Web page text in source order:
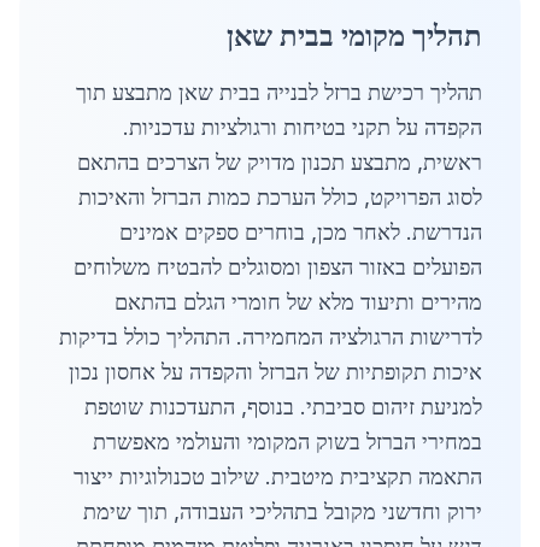
תהליך מקומי בבית שאן
תהליך רכישת ברזל לבנייה בבית שאן מתבצע תוך
הקפדה על תקני בטיחות ורגולציות עדכניות.
ראשית, מתבצע תכנון מדויק של הצרכים בהתאם
לסוג הפרויקט, כולל הערכת כמות הברזל והאיכות
הנדרשת. לאחר מכן, בוחרים ספקים אמינים
הפועלים באזור הצפון ומסוגלים להבטיח משלוחים
מהירים ותיעוד מלא של חומרי הגלם בהתאם
לדרישות הרגולציה המחמירה. התהליך כולל בדיקות
איכות תקופתיות של הברזל והקפדה על אחסון נכון
למניעת זיהום סביבתי. בנוסף, התעדכנות שוטפת
במחירי הברזל בשוק המקומי והעולמי מאפשרת
התאמה תקציבית מיטבית. שילוב טכנולוגיות ייצור
ירוק וחדשני מקובל בתהליכי העבודה, תוך שימת